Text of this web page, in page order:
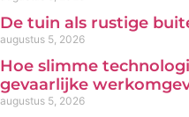
De tuin als rustige
augustus 5, 2026
Hoe slimme
gevaarlijke
augustus 5, 2026